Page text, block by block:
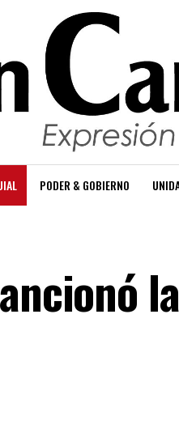
PODER & GOBIERNO
la